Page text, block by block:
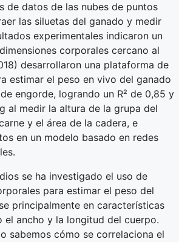
de datos de las nubes de puntos
las siluetas del ganado y medir
experimentales indicaron un
corporales cercano al
desarrollaron una plataforma de
estimar el peso en vivo del ganado
engorde, logrando un R² de 0,85 y
al medir la altura de la grupa del
y el área de la cadera, e
en un modelo basado en redes
se ha investigado el uso de
para estimar el peso del
principalmente en características
ancho y la longitud del cuerpo.
sabemos cómo se correlaciona el